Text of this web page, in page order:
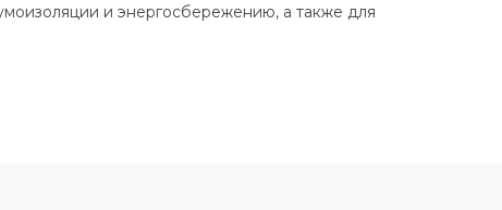
и энергосбережению, а также для